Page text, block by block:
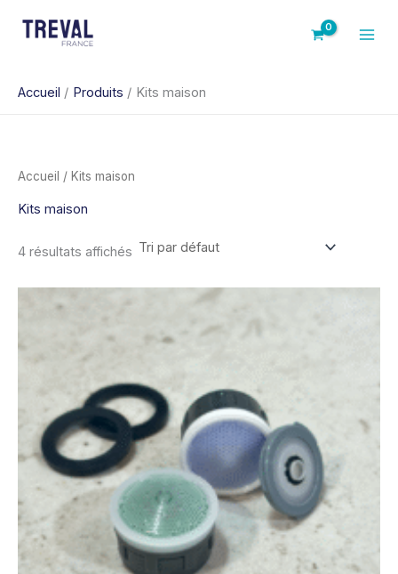
Accueil Produits Kits maison
Accueil / Kits maison
Kits maison
4 résultats affichés